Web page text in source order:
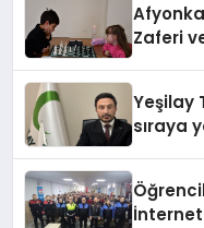
Zaferi
Yeşilay
sıraya